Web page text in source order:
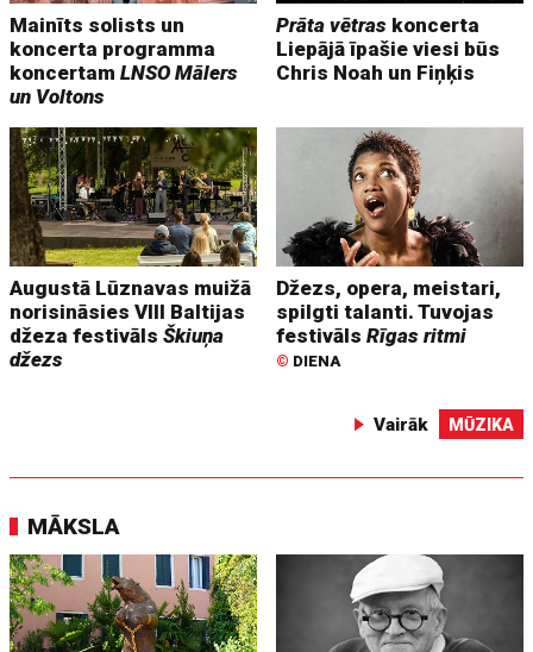
Mainīts solists un
koncerta programma
koncertamLNSO Mālers
un Voltons
Prāta vētras koncerta
Liepājā īpašie viesi būs
Chris Noah un Fiņķis
Augustā Lūznavas muižā
norisināsies VIII Baltijas
džeza festivālsŠkiuņa
džezs
Džezs, opera, meistari,
spilgti talanti. Tuvojas
festivālsRīgas ritmi
© DIENA
Vairāk MŪZIKA
MĀKSLA